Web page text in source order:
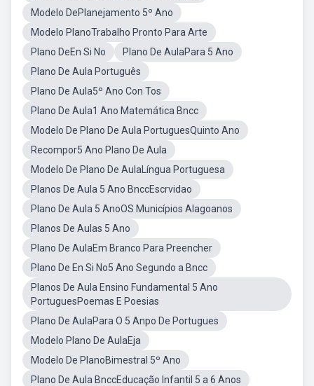
Modelo DePlanejamento 5º Ano
Modelo PlanoTrabalho Pronto Para Arte
Plano DeEn Si No
Plano De AulaPara 5 Ano
Plano De Aula Português
Plano De Aula5º Ano Con Tos
Plano De Aula1 Ano Matemática Bncc
Modelo De Plano De Aula PortuguesQuinto Ano
Recompor5 Ano Plano De Aula
Modelo De Plano De AulaLíngua Portuguesa
Planos De Aula 5 Ano BnccEscrvidao
Plano De Aula 5 AnoOS Municípios Alagoanos
Planos De Aulas 5 Ano
Plano De AulaEm Branco Para Preencher
Plano De En Si No5 Ano Segundo a Bncc
Planos De Aula Ensino Fundamental 5 Ano
PortuguesPoemas E Poesias
Plano De AulaPara O 5 Anpo De Portugues
Modelo Plano De AulaEja
Modelo De PlanoBimestral 5º Ano
Plano De Aula BnccEducação Infantil 5 a 6 Anos